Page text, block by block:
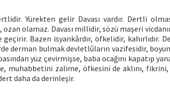
Yürekten gelir Davası vardır. Dertli
olamaz. Davası millidir, sözü maşeri
Bazen isyankârdır, öfkelidir, kahırlıdır.
derman bulmak devletlûların vazifesidir,
yüz çevirmişse, baba ocağını kapatıp
muhabbetini zalime, öfkesini de aklını, fikrini,
daha da derinleşir.